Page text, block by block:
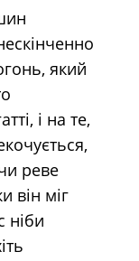
який
і на те,
реве
він міг
ніби